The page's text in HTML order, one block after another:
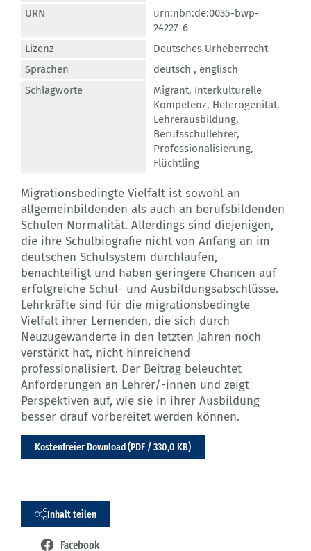
URN
urn:nbn:de:0035-bwp-
24227-6
Lizenz
Deutsches Urheberrecht
Sprachen
deutsch , englisch
Schlagworte
Migrant, Interkulturelle
Kompetenz, Heterogenität,
Lehrerausbildung,
Berufsschullehrer,
Professionalisierung,
Flüchtling
Migrationsbedingte Vielfalt ist sowohl an
allgemeinbildenden als auch an berufsbildenden
Schulen Normalität. Allerdings sind diejenigen,
die ihre Schulbiografie nicht von Anfang an im
deutschen Schulsystem durchlaufen,
benachteiligt und haben geringere Chancen auf
erfolgreiche Schul- und Ausbildungsabschlüsse.
Lehrkräfte sind für die migrationsbedingte
Vielfalt ihrer Lernenden, die sich durch
Neuzugewanderte in den letzten Jahren noch
verstärkt hat, nicht hinreichend
professionalisiert. Der Beitrag beleuchtet
Anforderungen an Lehrer/-innen und zeigt
Perspektiven auf, wie sie in ihrer Ausbildung
besser drauf vorbereitet werden können.
Kostenfreier Download (PDF / 330,0 KB)
Inhalt teilen
Facebook